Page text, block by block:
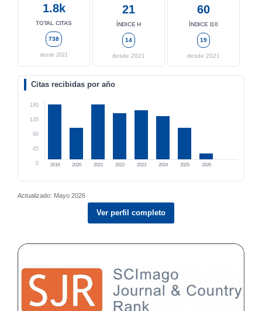
1.8k
TOTAL CITAS
738
desde 2021
21
ÍNDICE H
14
desde 2021
60
ÍNDICE I10
19
desde 2021
Citas recibidas por año
180
135
90
45
0 2019 2020 2021 2022 2023 2024 2025 2026
Actualizado: Mayo 2026
Ver perfil completo